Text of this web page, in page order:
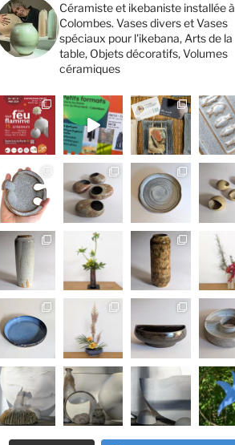
Céramiste et ikebaniste installée à
Colombes. Vases divers et Vases
spéciaux pour l'ikebana, Arts de la
table, Objets décoratifs, Volumes
céramiques